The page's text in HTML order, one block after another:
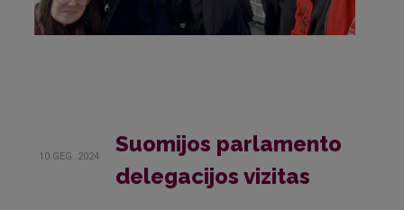
10.GEG..2024
Suomijos parlamento
delegacijos vizitas